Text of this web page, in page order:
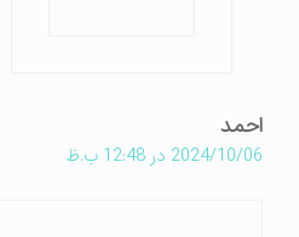
احمد
2024/10/06 در 12:48 ب.ظ